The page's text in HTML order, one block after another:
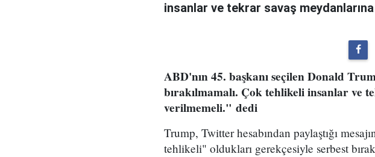
insanlar ve tekrar savaş
ABD'nın 45. başkanı seçilen Donald
bırakılmamalı. Çok tehlikeli insanlar ve
verilmemeli." dedi
Trump, Twitter hesabından paylaştığı
tehlikeli" oldukları gerekçesiyle serbest